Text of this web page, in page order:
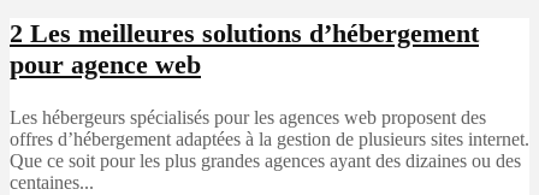
2 Les meilleures solutions d’hébergement
pour agence web
Les hébergeurs spécialisés pour les agences web proposent des
offres d’hébergement adaptées à la gestion de plusieurs sites internet.
Que ce soit pour les plus grandes agences ayant des dizaines ou des
centaines...